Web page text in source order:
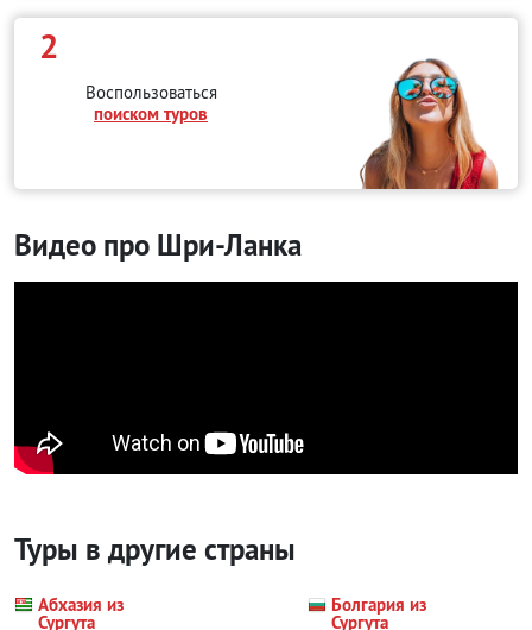
2
Воспользоваться
поиском туров
Видео про Шри-Ланка
Туры в другие страны
Абхазия из
Сургута
Болгария из
Сургута